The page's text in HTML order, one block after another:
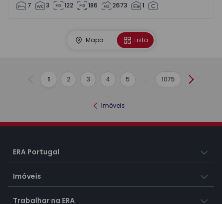
7 3 122 186 2673 1
Mapa Lista
Anterior
1 2 3 4 5 ... 1075
Imóveis
ERA Portugal
Imóveis
Trabalhar na ERA